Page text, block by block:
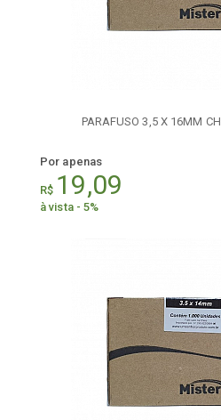
PARAFUSO 3,5 X 16MM
Por apenas
R$ 19,09
à vista - 5%